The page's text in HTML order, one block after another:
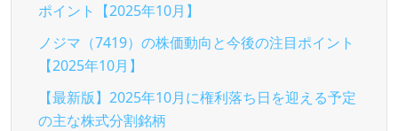
ポイント【2025年10月】
ノジマ（7419）の株価動向と今後の注目ポイント
【2025年10月】
【最新版】2025年10月に権利落ち日を迎える予定
の主な株式分割銘柄